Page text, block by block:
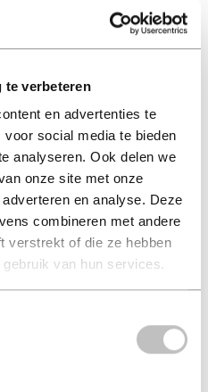
te verbeteren
en advertenties te
social media te bieden
analyseren. Ook delen we
onze site met onze
en analyse. Deze
combineren met andere
verstrekt of die ze hebben
van hun services.
(auteur)